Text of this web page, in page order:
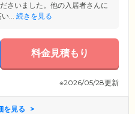
さいました。他の入居者さんに
... 続きを見る
料金見積もり
※2026/05/28更新
を見る